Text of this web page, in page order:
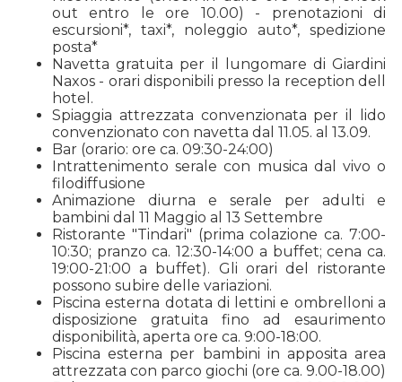
out entro le ore 10.00) - prenotazioni di
escursioni*, taxi*, noleggio auto*, spedizione
posta*
Navetta gratuita per il lungomare di Giardini
Naxos - orari disponibili presso la reception dell
hotel.
Spiaggia attrezzata convenzionata per il lido
convenzionato con navetta dal 11.05. al 13.09.
Bar (orario: ore ca. 09:30-24:00)
Intrattenimento serale con musica dal vivo o
filodiffusione
Animazione diurna e serale per adulti e
bambini dal 11 Maggio al 13 Settembre
Ristorante "Tindari" (prima colazione ca. 7:00-
10:30; pranzo ca. 12:30-14:00 a buffet; cena ca.
19:00-21:00 a buffet). Gli orari del ristorante
possono subire delle variazioni.
Piscina esterna dotata di lettini e ombrelloni a
disposizione gratuita fino ad esaurimento
disponibilità, aperta ore ca. 9:00-18:00.
Piscina esterna per bambini in apposita area
attrezzata con parco giochi (ore ca. 9.00-18.00)